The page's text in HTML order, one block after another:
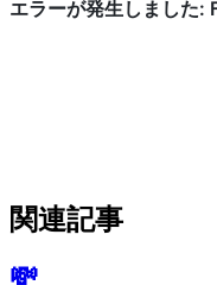
関連記事
💸